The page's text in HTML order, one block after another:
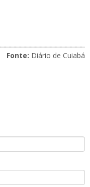
Fonte: Diário de Cuiabá